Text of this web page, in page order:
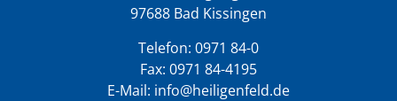
97688 Bad Kissingen
Telefon: 0971 84-0
Fax: 0971 84-4195
E-Mail: info@heiligenfeld.de